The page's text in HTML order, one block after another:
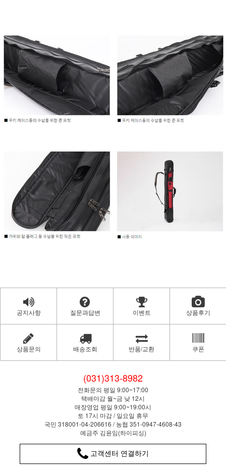
공지사항 질문과답변 이벤트 상품후기
상품문의 배송조회 반품/교환 쿠폰
(031)313-8982
전화문의 평일 9:00~17:00
택배마감 월~금 낮 12시
매장영업 평일 9:00~19:00시
토 17시 마감 / 일요일 휴무
국민 318001-04-206616 / 농협 351-0947-4608-43
예금주 김윤임(하이피싱)
고객센터 연결하기